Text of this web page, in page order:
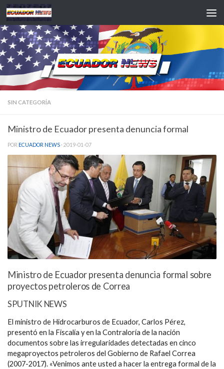
Saltar al contenido
SIN CATEGORÍA
Ministro de Ecuador presenta denuncia formal
POR ECUADOR NEWS · 2019-01-07
Ministro de Ecuador presenta denuncia formal sobre
proyectos petroleros de Correa
SPUTNIK NEWS
El ministro de Hidrocarburos de Ecuador, Carlos Pérez,
presentó en la Fiscalía y en la Contraloría de la nación
documentos sobre las irregularidades detectadas en cinco
megaproyectos petroleros del Gobierno de Rafael Correa
(2007-2017). «Venimos ante usted a hacer la entrega formal de la